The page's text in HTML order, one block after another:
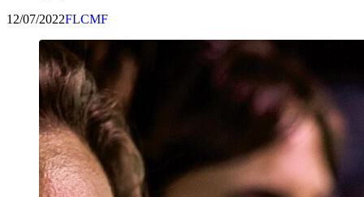
12/07/2022FLCMF